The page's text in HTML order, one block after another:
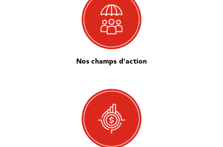
Nos champs d'action